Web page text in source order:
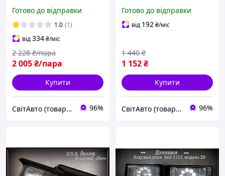
(на 36 діодів).
Готово до відправки
1.0 (1)
від334₴/міс
2 005₴/пара
2 228 ₴/пара
Купити
СвітАвто (товари для тюнінгу автомобілів ВАЗ) 96%
Готово до відправки
від 192₴/міс
1 152₴
1 440 ₴
Купити
СвітАвто (товари для тюнінгу автомобілів ВАЗ) 96%